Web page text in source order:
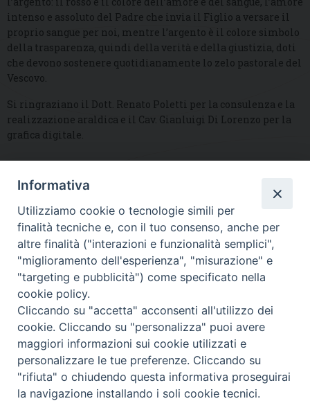
intenso e assoluto del Padre che invia il Figlio a versare il
proprio sangue per noi, mentre l’argento è il colore simbolo
della trasparenza, quindi della verità e della giustizia, doti
che devono sostenere quotidianamente lo zelo pastorale del
Vescovo.
Si ringraziano il Dott. Renato Poletti per la consulenza e la
realizzazione araldica e il Cav. Gianluigi Di Lorenzo per la
grafica digitale.
DIOCESI SUBURBICARIA DI ALBANO
Contatti:Tel.: 06.93268401 - Fax.: 06.9323844
E-mail:curia@diocesidialbano.it
Orari: dal Lunedì al Venerdì Ore: 9:00 - 13:00
Lunedì, Mercoledì e Venerdì, Ore 9:30 - 12:30
Diocesi Suburbicaria di Albano
Copyright © 2021
Informativa
Utilizziamo cookie o tecnologie simili per
finalità tecniche e, con il tuo consenso, anche per
altre finalità ("interazioni e funzionalità semplici",
"miglioramento dell'esperienza", "misurazione" e
"targeting e pubblicità") come specificato nella
cookie policy.
Cliccando su "accetta" acconsenti all'utilizzo dei
cookie. Cliccando su "personalizza" puoi avere
maggiori informazioni sui cookie utilizzati e
personalizzare le tue preferenze. Cliccando su
"rifiuta" o chiudendo questa informativa proseguirai
la navigazione installando i soli cookie tecnici.